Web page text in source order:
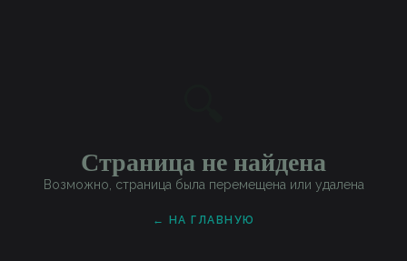
Страница не найдена
Возможно, страница была перемещена или удалена
← НА ГЛАВНУЮ